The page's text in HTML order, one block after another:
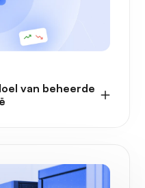
van beheerde